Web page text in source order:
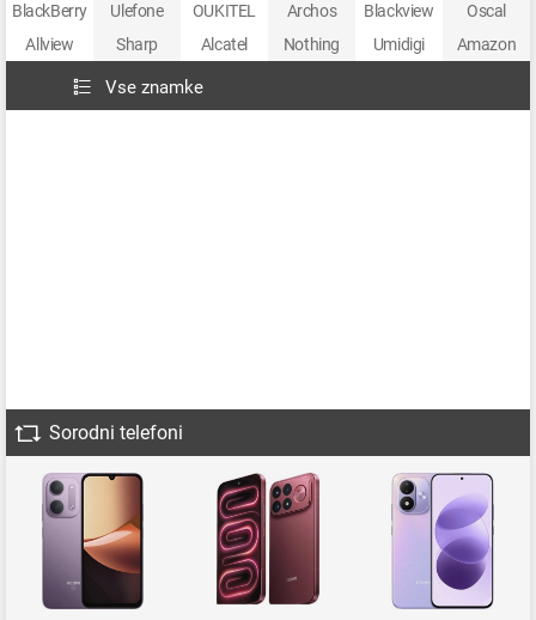
BlackBerry
Ulefone OUKITEL Archos Blackview
Oscal
Allview
Sharp Alcatel Nothing Umidigi Amazon
Vse znamke
Sorodni telefoni